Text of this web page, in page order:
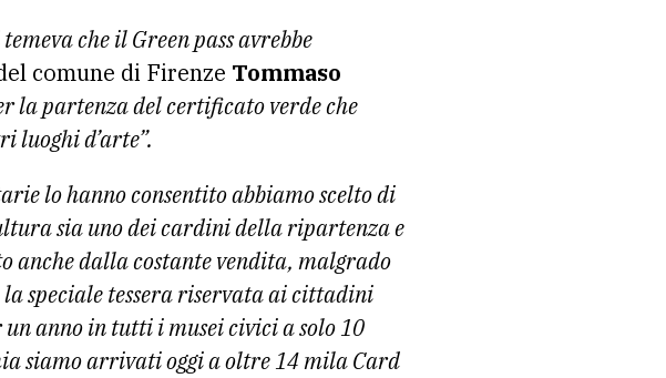
che il Green pass avrebbe
comune di Firenze Tommaso
la partenza del certificato verde che
luoghi d’arte”.
lo hanno consentito abbiamo scelto di
sia uno dei cardini della ripartenza e
anche dalla costante vendita, malgrado
speciale tessera riservata ai cittadini
anno in tutti i musei civici a solo 10
siamo arrivati oggi a oltre 14 mila Card